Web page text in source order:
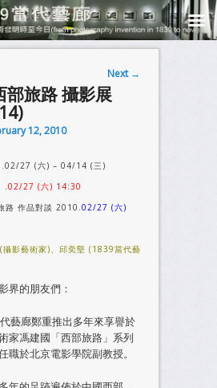
Next →
部旅路 攝影展
12, 2010
27 (六) – 04/14 (三)
.02/27 (六) 14:30
路 作品對談 2010.02/27 (六)
攝影藝術家)、邱奕堅 (1839當代藝
界的朋友們：
藝廊鄭重推出多年來享譽於
家馮建國「西部旅路」系列
職於北京電影學院副教授。